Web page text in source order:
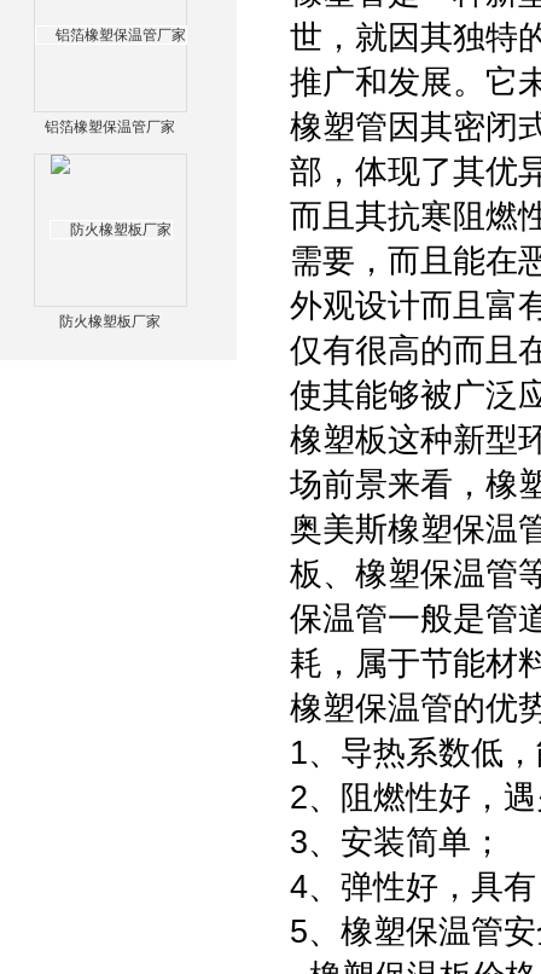
铝箔橡塑保温管厂家
防火橡塑板厂家
世，就因其独特
推广和发展。它
橡塑管因其密闭
部，体现了其优
而且其抗寒阻燃
需要，而且能在
外观设计而且富
仅有很高的而且
使其能够被广泛
橡塑板这种新型
场前景来看，橡
奥美斯橡塑保温
板、橡塑保温管
保温管一般是管
耗，属于节能材
橡塑保温管的优
1、导热系数低
2、阻燃性好，
3、安装简单；
4、弹性好，具
5、橡塑保温管